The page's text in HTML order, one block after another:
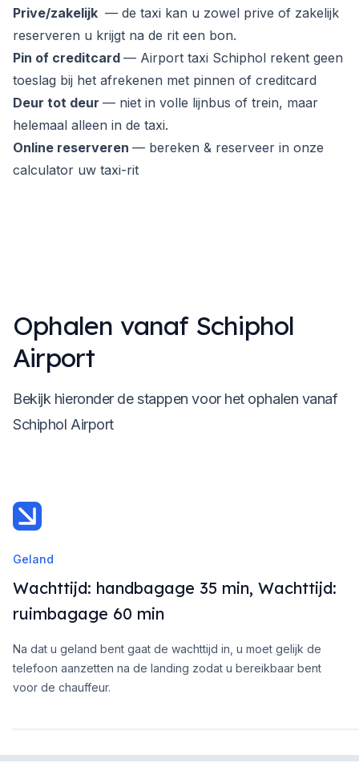
Prive/zakelijk — de taxi kan u zowel prive of zakelijk
reserveren u krijgt na de rit een bon.
Pin of creditcard — Airport taxi Schiphol rekent geen
toeslag bij het afrekenen met pinnen of creditcard
Deur tot deur — niet in volle lijnbus of trein, maar
helemaal alleen in de taxi.
Online reserveren — bereken & reserveer in onze
calculator uw taxi-rit
Ophalen vanaf Schiphol
Airport
Bekijk hieronder de stappen voor het ophalen vanaf
Schiphol Airport
Geland
Wachttijd: handbagage 35 min, Wachttijd:
ruimbagage 60 min
Na dat u geland bent gaat de wachttijd in, u moet gelijk de
telefoon aanzetten na de landing zodat u bereikbaar bent
voor de chauffeur.